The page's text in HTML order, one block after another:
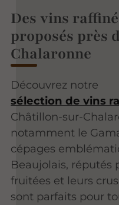
Des vins
proposés près
Chalaronne
Découvrez notre
sélection de vins
Châtillon-sur-
notamment le
cépages
Beaujolais, réputés
fruitées et leurs
sont parfaits pour